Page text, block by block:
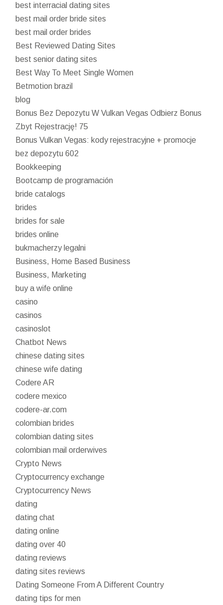
best interracial dating sites
best mail order bride sites
best mail order brides
Best Reviewed Dating Sites
best senior dating sites
Best Way To Meet Single Women
Betmotion brazil
blog
Bonus Bez Depozytu W Vulkan Vegas Odbierz Bonus
Zbyt Rejestrację! 75
Bonus Vulkan Vegas: kody rejestracyjne + promocje
bez depozytu 602
Bookkeeping
Bootcamp de programación
bride catalogs
brides
brides for sale
brides online
bukmacherzy legalni
Business, Home Based Business
Business, Marketing
buy a wife online
casino
casinos
casinoslot
Chatbot News
chinese dating sites
chinese wife dating
Codere AR
codere mexico
codere-ar.com
colombian brides
colombian dating sites
colombian mail orderwives
Crypto News
Cryptocurrency exchange
Cryptocurrency News
dating
dating chat
dating online
dating over 40
dating reviews
dating sites reviews
Dating Someone From A Different Country
dating tips for men